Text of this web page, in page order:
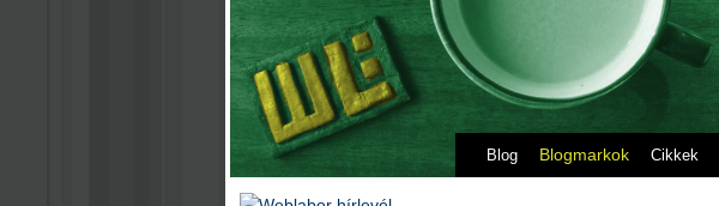
Blog Blogmarkok Cikkek